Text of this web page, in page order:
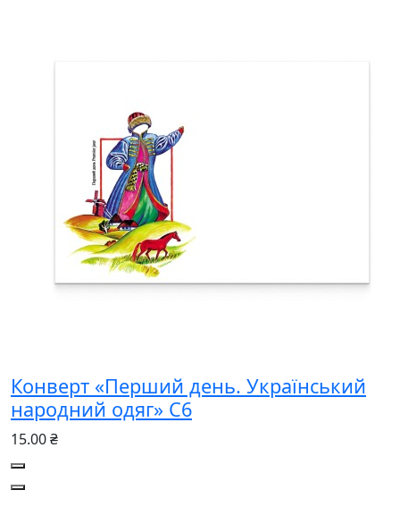
Конверт «Перший день. Український
народний одяг» С6
15.00 ₴